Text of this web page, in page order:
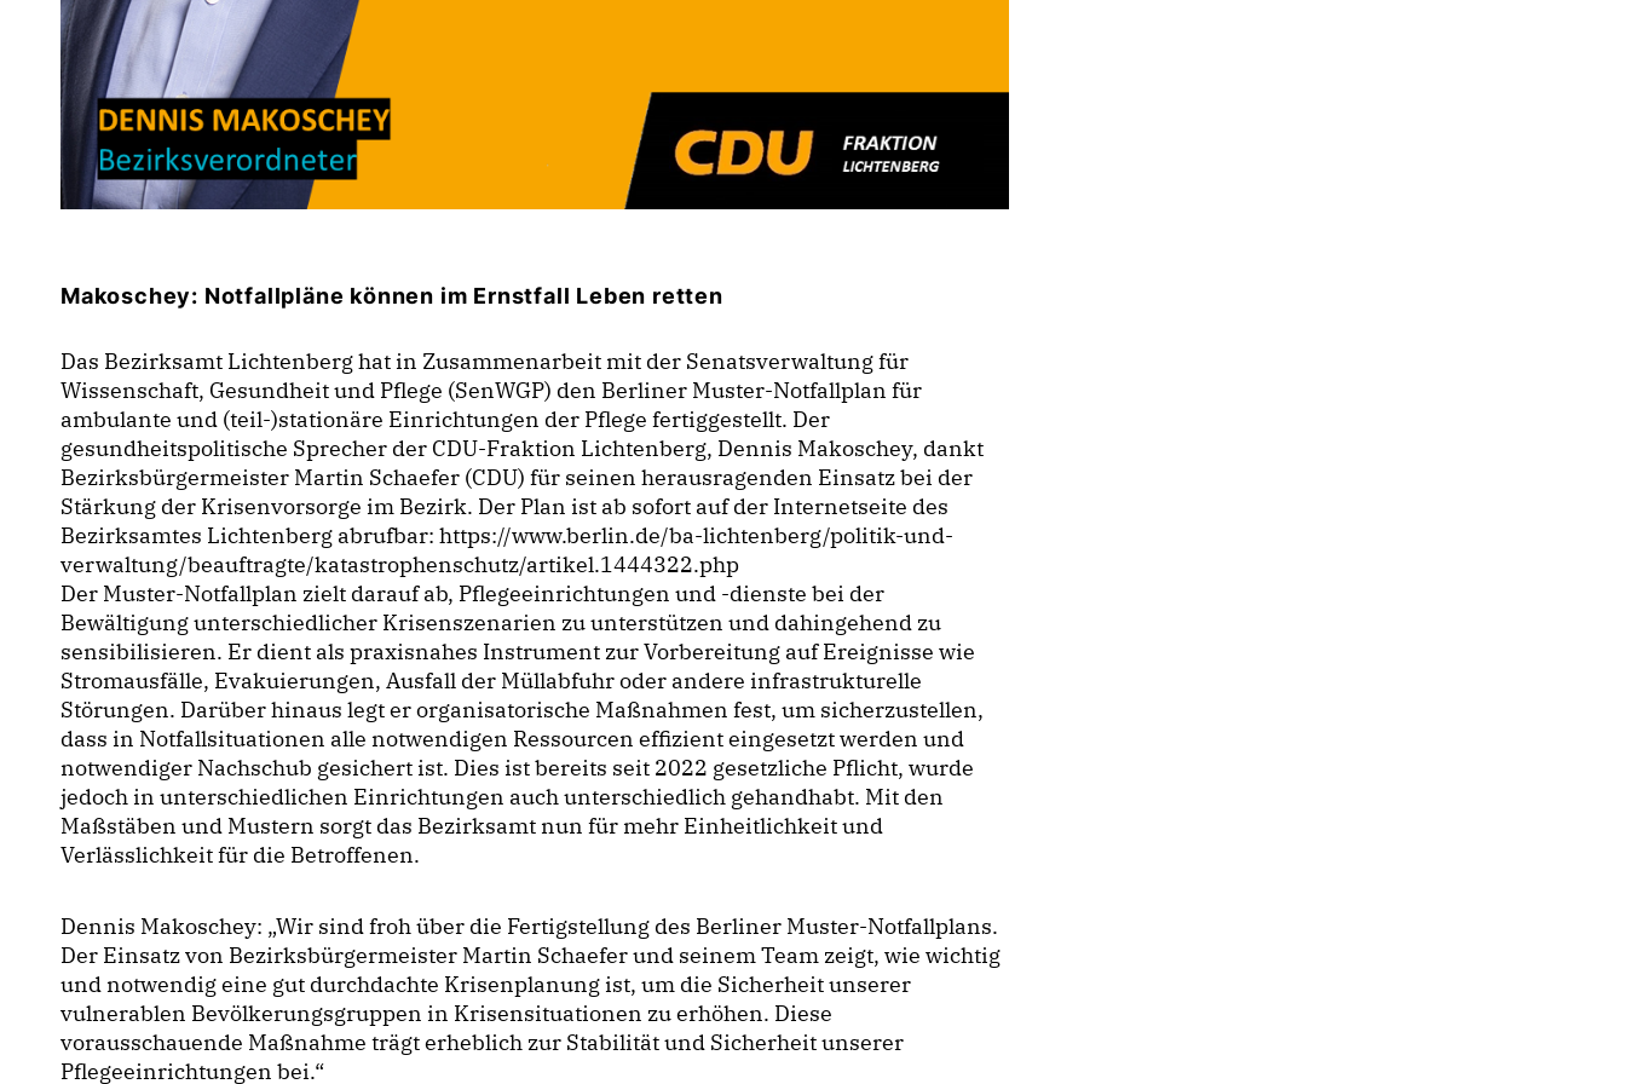
Makoschey: Notfallpläne können im Ernstfall Leben retten
Das Bezirksamt Lichtenberg hat in Zusammenarbeit mit der Senatsverwaltung für
Wissenschaft, Gesundheit und Pflege (SenWGP) den Berliner Muster-Notfallplan für
ambulante und (teil-)stationäre Einrichtungen der Pflege fertiggestellt. Der
gesundheitspolitische Sprecher der CDU-Fraktion Lichtenberg, Dennis Makoschey, dankt
Bezirksbürgermeister Martin Schaefer (CDU) für seinen herausragenden Einsatz bei der
Stärkung der Krisenvorsorge im Bezirk. Der Plan ist ab sofort auf der Internetseite des
Bezirksamtes Lichtenberg abrufbar: https://www.berlin.de/ba-lichtenberg/politik-und-
verwaltung/beauftragte/katastrophenschutz/artikel.1444322.php
Der Muster-Notfallplan zielt darauf ab, Pflegeeinrichtungen und -dienste bei der
Bewältigung unterschiedlicher Krisenszenarien zu unterstützen und dahingehend zu
sensibilisieren. Er dient als praxisnahes Instrument zur Vorbereitung auf Ereignisse wie
Stromausfälle, Evakuierungen, Ausfall der Müllabfuhr oder andere infrastrukturelle
Störungen. Darüber hinaus legt er organisatorische Maßnahmen fest, um sicherzustellen,
dass in Notfallsituationen alle notwendigen Ressourcen effizient eingesetzt werden und
notwendiger Nachschub gesichert ist. Dies ist bereits seit 2022 gesetzliche Pflicht, wurde
jedoch in unterschiedlichen Einrichtungen auch unterschiedlich gehandhabt. Mit den
Maßstäben und Mustern sorgt das Bezirksamt nun für mehr Einheitlichkeit und
Verlässlichkeit für die Betroffenen.
Dennis Makoschey: „Wir sind froh über die Fertigstellung des Berliner Muster-Notfallplans.
Der Einsatz von Bezirksbürgermeister Martin Schaefer und seinem Team zeigt, wie wichtig
und notwendig eine gut durchdachte Krisenplanung ist, um die Sicherheit unserer
vulnerablen Bevölkerungsgruppen in Krisensituationen zu erhöhen. Diese
vorausschauende Maßnahme trägt erheblich zur Stabilität und Sicherheit unserer
Pflegeeinrichtungen bei.“